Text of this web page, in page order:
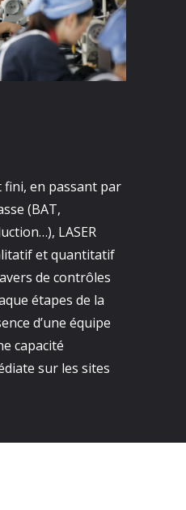
fini, en passant par
(BAT,
LASER
et quantitatif
de contrôles
étapes de la
d’une équipe
capacité
sur les sites